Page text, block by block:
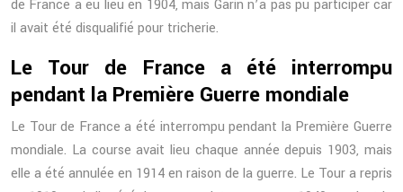
de France a eu lieu en 1904, mais Garin n’a pas pu participer car
il avait été disqualifié pour tricherie.
Le Tour de France a été interrompu
pendant la Première Guerre mondiale
Le Tour de France a été interrompu pendant la Première Guerre
mondiale. La course avait lieu chaque année depuis 1903, mais
elle a été annulée en 1914 en raison de la guerre. Le Tour a repris